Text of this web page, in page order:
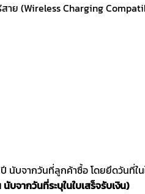
สาย (Wireless Charging
นับจากวันที่ลูกค้าซื้อ โดยยึดวันที่ใ
นับจากวันที่ระบุในใบเสร็จรับเงิน)